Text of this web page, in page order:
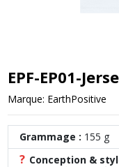
EPF-EP01-
Marque: EarthPositive
Grammage : 155 g
? Conception &